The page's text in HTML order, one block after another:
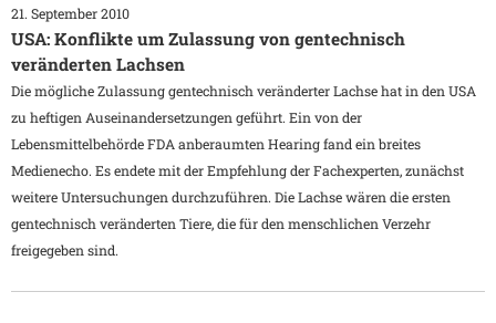
21. September 2010
USA: Konflikte um Zulassung von gentechnisch
veränderten Lachsen
Die mögliche Zulassung gentechnisch veränderter Lachse hat in den USA
zu heftigen Auseinandersetzungen geführt. Ein von der
Lebensmittelbehörde FDA anberaumten Hearing fand ein breites
Medienecho. Es endete mit der Empfehlung der Fachexperten, zunächst
weitere Untersuchungen durchzuführen. Die Lachse wären die ersten
gentechnisch veränderten Tiere, die für den menschlichen Verzehr
freigegeben sind.